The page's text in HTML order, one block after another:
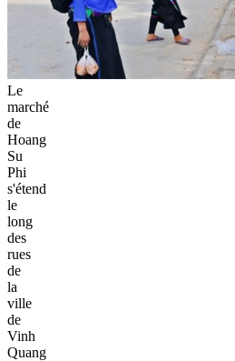
Le
marché
de
Hoang
Su
Phi
s'étend
le
long
des
rues
de
la
ville
de
Vinh
Quang